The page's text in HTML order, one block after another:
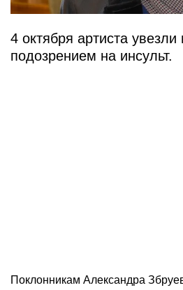
4 октября артиста
подозрением на инсульт.
Поклонникам Александра